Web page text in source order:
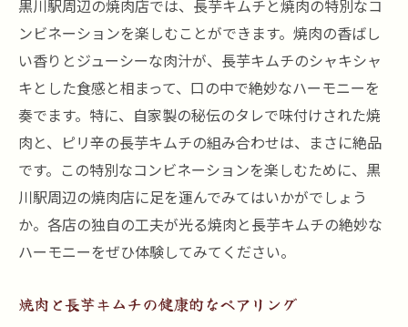
黒川駅周辺の焼肉店では、長芋キムチと焼肉の特別なコ
ンビネーションを楽しむことができます。焼肉の香ばし
い香りとジューシーな肉汁が、長芋キムチのシャキシャ
キとした食感と相まって、口の中で絶妙なハーモニーを
奏でます。特に、自家製の秘伝のタレで味付けされた焼
肉と、ピリ辛の長芋キムチの組み合わせは、まさに絶品
です。この特別なコンビネーションを楽しむために、黒
川駅周辺の焼肉店に足を運んでみてはいかがでしょう
か。各店の独自の工夫が光る焼肉と長芋キムチの絶妙な
ハーモニーをぜひ体験してみてください。
焼肉と長芋キムチの健康的なペアリング